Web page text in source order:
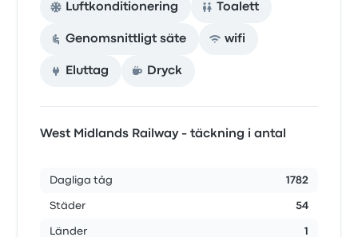
Luftkonditionering Toalett
Genomsnittligt säte wifi
Eluttag Dryck
West Midlands Railway - täckning i antal
Dagliga tåg 1782
Städer 54
Länder 1